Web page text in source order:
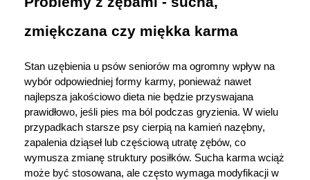
zmiękczana czy miękka karma
Stan uzębienia u psów seniorów ma ogromny wpływ na
wybór odpowiedniej formy karmy, ponieważ nawet
najlepsza jakościowo dieta nie będzie przyswajana
prawidłowo, jeśli pies ma ból podczas gryzienia. W wielu
przypadkach starsze psy cierpią na kamień nazębny,
zapalenia dziąseł lub częściową utratę zębów, co
wymusza zmianę struktury posiłków. Sucha karma wciąż
może być stosowana, ale często wymaga modyfikacji w